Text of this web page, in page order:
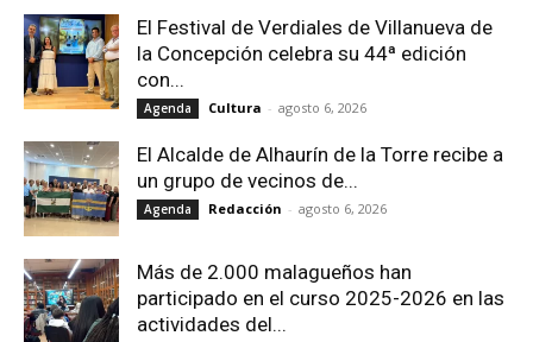
El Festival de Verdiales de Villanueva de
la Concepción celebra su 44ª edición
con...
Agenda Cultura - agosto 6, 2026
El Alcalde de Alhaurín de la Torre recibe a
un grupo de vecinos de...
Agenda Redacción - agosto 6, 2026
Más de 2.000 malagueños han
participado en el curso 2025-2026 en las
actividades del...